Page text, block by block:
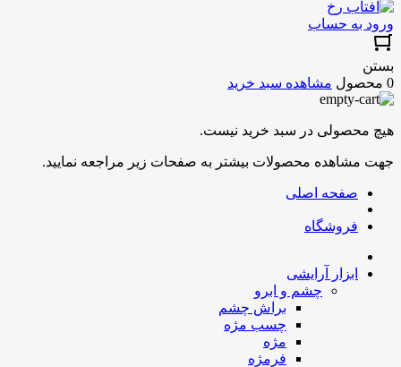
ورود به حساب
بستن
0 محصول
مشاهده سبد خرید
هیچ محصولی در سبد خرید نیست.
جهت مشاهده محصولات بیشتر به صفحات زیر مراجعه نمایید.
صفحه اصلی
فروشگاه
ابزار آرایشی
چشم و ابرو
براش چشم
چسب مژه
مژه
فرمژه